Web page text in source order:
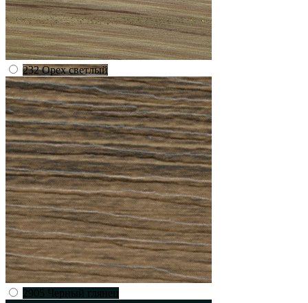
232 Орех светлый
2905 Черный глянец